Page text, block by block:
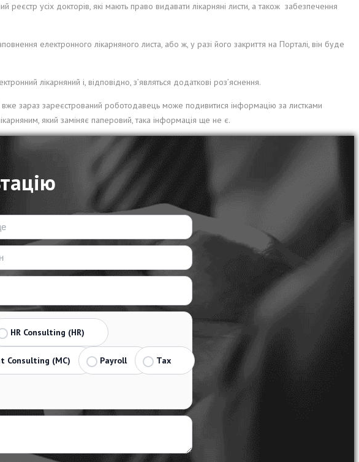
усіх докторів, які мають право видавати лікарняні листи, а також забезпечення
електронного лікарняного листа, або ж, у разі його закриття на Порталі, він буде
лікарняний і, відповідно, з’являться додаткові роз’яснення.
зараз зареєстрований роботодавець може подивитися інформацію за листками
який заміняє паперовий, така інформація ще не є.
HR Consulting (HR)
Consulting (MC) Payroll Tax